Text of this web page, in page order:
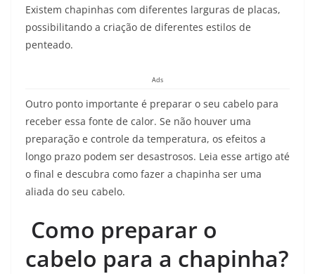
Existem chapinhas com diferentes larguras de placas,
possibilitando a criação de diferentes estilos de
penteado.
Ads
Outro ponto importante é preparar o seu cabelo para
receber essa fonte de calor. Se não houver uma
preparação e controle da temperatura, os efeitos a
longo prazo podem ser desastrosos. Leia esse artigo até
o final e descubra como fazer a chapinha ser uma
aliada do seu cabelo.
Como preparar o
cabelo para a chapinha?